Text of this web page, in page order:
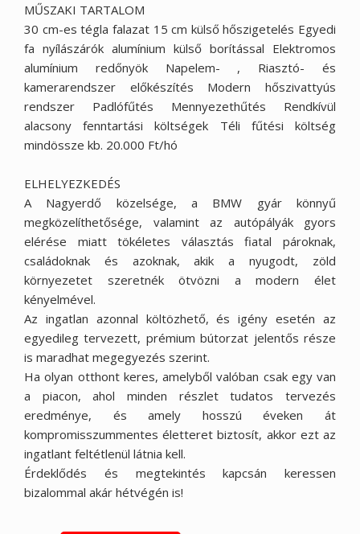
MŰSZAKI TARTALOM
30 cm-es tégla falazat 15 cm külső hőszigetelés Egyedi
fa nyílászárók alumínium külső borítással Elektromos
alumínium redőnyök Napelem- , Riasztó- és
kamerarendszer előkészítés Modern hőszivattyús
rendszer Padlófűtés Mennyezethűtés Rendkívül
alacsony fenntartási költségek Téli fűtési költség
mindössze kb. 20.000 Ft/hó
ELHELYEZKEDÉS
A Nagyerdő közelsége, a BMW gyár könnyű
megközelíthetősége, valamint az autópályák gyors
elérése miatt tökéletes választás fiatal pároknak,
családoknak és azoknak, akik a nyugodt, zöld
környezetet szeretnék ötvözni a modern élet
kényelmével.
Az ingatlan azonnal költözhető, és igény esetén az
egyedileg tervezett, prémium bútorzat jelentős része
is maradhat megegyezés szerint.
Ha olyan otthont keres, amelyből valóban csak egy van
a piacon, ahol minden részlet tudatos tervezés
eredménye, és amely hosszú éveken át
kompromisszummentes életteret biztosít, akkor ezt az
ingatlant feltétlenül látnia kell.
Érdeklődés és megtekintés kapcsán keressen
bizalommal akár hétvégén is!